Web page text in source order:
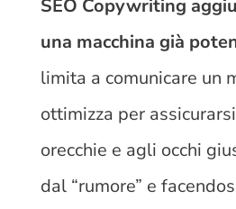
SEO Copywriting
una macchina già
limita a comunicare un
ottimizza per
orecchie e agli occhi
dal “rumore” e